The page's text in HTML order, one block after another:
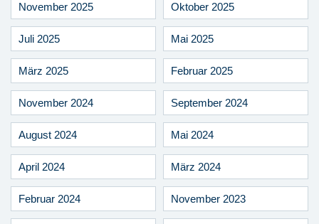
November 2025 Oktober 2025
Juli 2025 Mai 2025
März 2025 Februar 2025
November 2024 September 2024
August 2024 Mai 2024
April 2024 März 2024
Februar 2024 November 2023